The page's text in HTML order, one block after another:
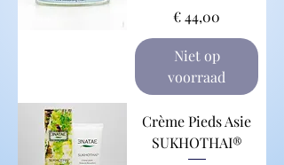
Prijs
€ 44,00
Niet op
voorraad
Crème Pieds Asie
SUKHOTHAI®